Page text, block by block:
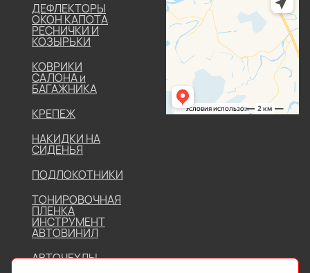
ДЕФЛЕКТОРЫ
ОКОН КАПОТА
РЕСНИЧКИ И
КОЗЫРЬКИ
КОВРИКИ
САЛОНА и
БАГАЖНИКА
КРЕПЕЖ
НАКИДКИ НА
СИДЕНЬЯ
ПОДЛОКОТНИКИ
ТОНИРОВОЧНАЯ
ПЛЕНКА
ИНСТРУМЕНТ
АВТОВИНИЛ
АВТОЧЕХЛЫ